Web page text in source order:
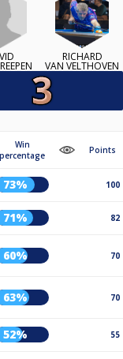
RICHARD
VAN VELTHOVEN
Win
percentage
Points
73% 100
71% 82
60% 70
63% 70
52% 55